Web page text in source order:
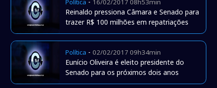
Política - 16/02/2017 08h53min
Reinaldo pressiona Câmara e Senado para
trazer R$ 100 milhões em repatriações
Política -02/02/2017 09h34min
Eunício Oliveira é eleito presidente do
Senado para os próximos dois anos